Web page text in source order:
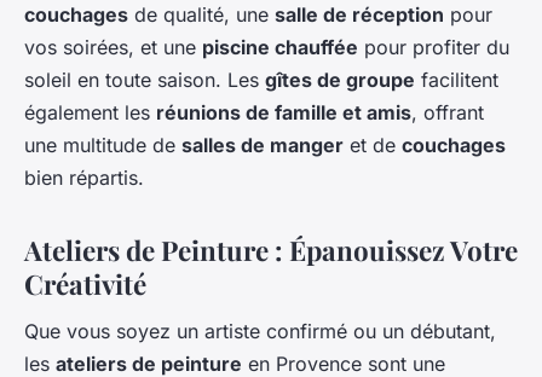
couchages de qualité, une salle de réception pour
vos soirées, et une piscine chauffée pour profiter du
soleil en toute saison. Les gîtes de groupe facilitent
également les réunions de famille et amis, offrant
une multitude de salles de manger et de couchages
bien répartis.
Ateliers de Peinture : Épanouissez Votre
Créativité
Que vous soyez un artiste confirmé ou un débutant,
les ateliers de peinture en Provence sont une